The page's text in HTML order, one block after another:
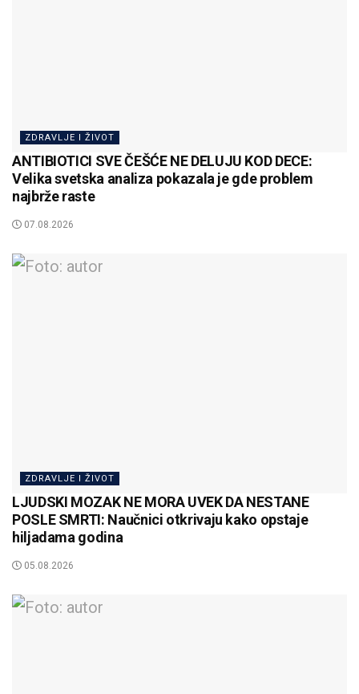
ZDRAVLJE I ŽIVOT
ANTIBIOTICI SVE ČEŠĆE NE DELUJU KOD DECE:
Velika svetska analiza pokazala je gde problem
najbrže raste
07.08.2026
ZDRAVLJE I ŽIVOT
LJUDSKI MOZAK NE MORA UVEK DA NESTANE
POSLE SMRTI: Naučnici otkrivaju kako opstaje
hiljadama godina
05.08.2026